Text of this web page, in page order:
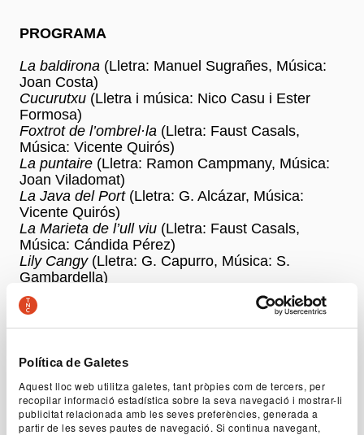
Política de Galetes
Aquest lloc web utilitza galetes, tant pròpies com de tercers, per
recopilar informació estadística sobre la seva navegació i mostrar-li
publicitat relacionada amb les seves preferències, generada a
partir de les seves pautes de navegació. Si continua navegant,
PROGRAMA
La baldirona (Lletra: Manuel Sugrañes, Música:
Joan Costa)
Cucurutxu (Lletra i música: Nico Casu i Ester
Formosa)
Foxtrot de l’ombrel·la (Lletra: Faust Casals,
Música: Vicente Quirós)
La puntaire (Lletra: Ramon Campmany, Música:
Joan Viladomat)
La Java del Port(Lletra: G. Alcázar, Música:
Vicente Quirós)
La Marieta de l’ull viu (Lletra: Faust Casals,
Música: Cándida Pérez)
Lily Cangy(Lletra: G. Capurro, Música: S.
Gambardella)
Bammenella
(Lletra i música: Raffaele Viviani)
‘A cura ‘e mamma
(Lletra: G. Cinquegrana,
Música: P. De Gregorio)
Pla) iCiucculatina mia
Variazioni per due guitarristi(A partir de temes de
G. Rossini)
Nicolás(Lletra: A. G. Miranda, Música: Jaime